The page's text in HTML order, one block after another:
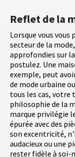
Reflet de la
Lorsque vous
secteur de la
approfondies sur
postulez. Une
exemple, peut
de mode urbaine
tous les cas, votre
philosophie de la
marque privilégie
épurée avec des
son excentricité,
audacieux ou une
rester fidèle à soi-